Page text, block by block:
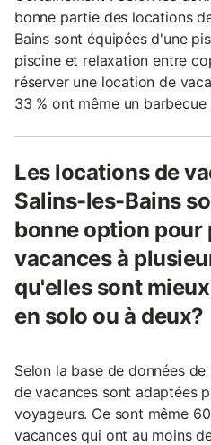
bonne partie des locations
Bains sont équipées d'une
piscine et relaxation entre
réserver une location de
33 % ont même un barbecue
Les locations de
Salins-les-Bains
bonne option pour
vacances à
qu'elles sont
en solo ou à deux?
Selon la base de données
de vacances sont adaptées
voyageurs. Ce sont même
vacances qui ont au moins